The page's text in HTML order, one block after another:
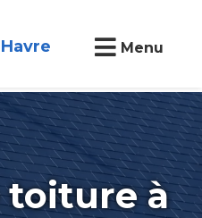
Menu
à